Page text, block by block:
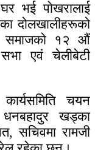
भई पोखरालाई
दोलखालीहरूको
समाजकाे १२ औं
एवं चेलीबेटी
चयन
धनबहादुर खड्का
सचिवमा रामजी